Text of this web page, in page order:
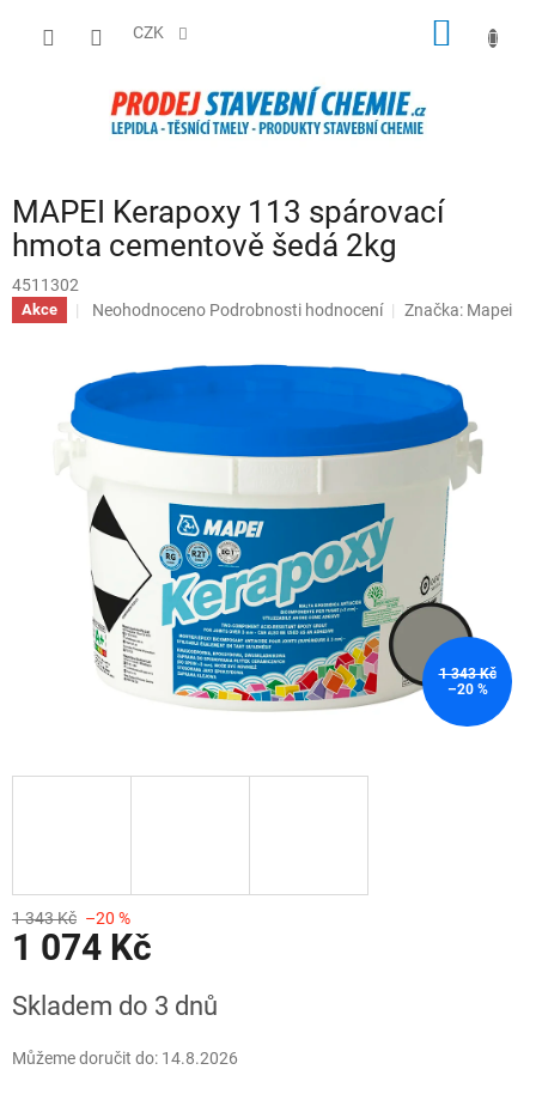
CZK
MAPEI Kerapoxy 113 spárovací
hmota cementově šedá 2kg
4511302
Akce
Průměrné
je
5
Neohodnoceno Podrobnosti hodnocení Značka: Mapei
1 343 Kč
–20 %
1 343 Kč –20 %
1 074 Kč
cena:
Skladem do 3 dnů
Můžeme doručit do: 14.8.2026